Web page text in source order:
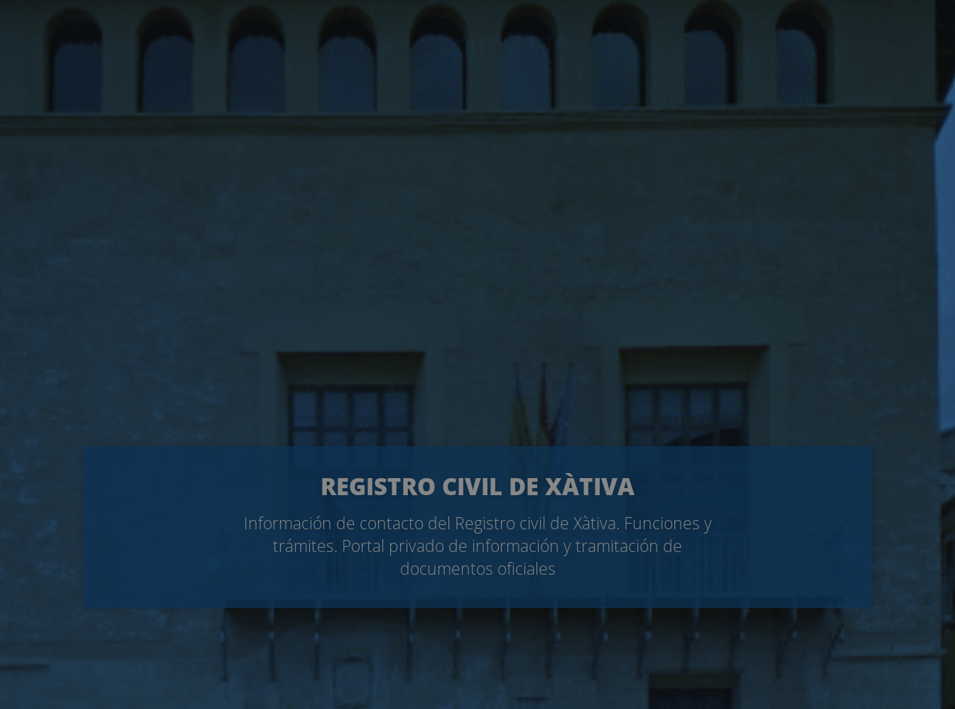
REGISTRO CIVIL DE XÀTIVA
Información de contacto del Registro civil de Xàtiva. Funciones y
trámites. Portal privado de información y tramitación de
documentos oficiales